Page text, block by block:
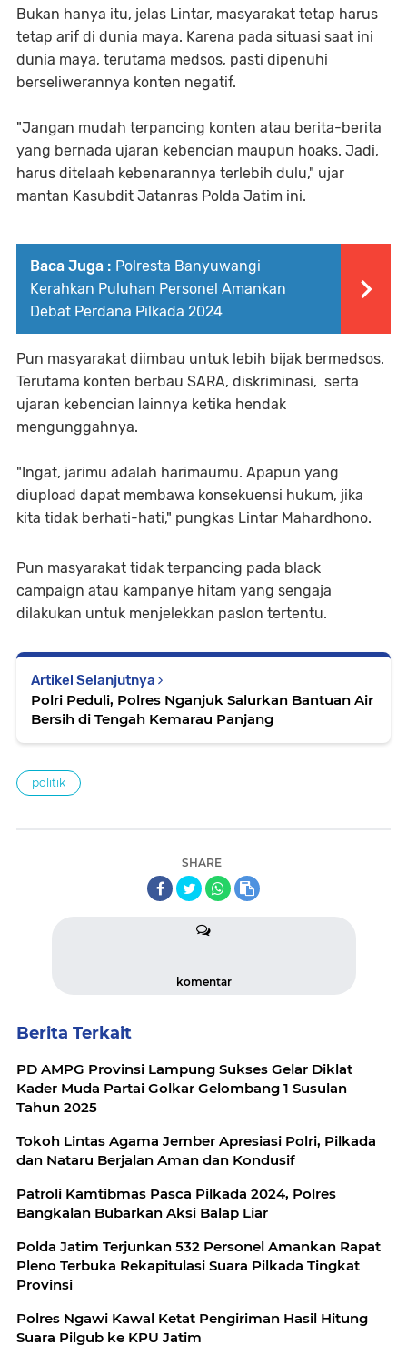
Bukan hanya itu, jelas Lintar, masyarakat tetap harus
tetap arif di dunia maya. Karena pada situasi saat ini
dunia maya, terutama medsos, pasti dipenuhi
berseliwerannya konten negatif.
"Jangan mudah terpancing konten atau berita-berita
yang bernada ujaran kebencian maupun hoaks. Jadi,
harus ditelaah kebenarannya terlebih dulu," ujar
mantan Kasubdit Jatanras Polda Jatim ini.
Baca Juga : Polresta Banyuwangi
Kerahkan Puluhan Personel Amankan
Debat Perdana Pilkada 2024
Pun masyarakat diimbau untuk lebih bijak bermedsos.
Terutama konten berbau SARA, diskriminasi, serta
ujaran kebencian lainnya ketika hendak
mengunggahnya.
"Ingat, jarimu adalah harimaumu. Apapun yang
diupload dapat membawa konsekuensi hukum, jika
kita tidak berhati-hati," pungkas Lintar Mahardhono.
Pun masyarakat tidak terpancing pada black
campaign atau kampanye hitam yang sengaja
dilakukan untuk menjelekkan paslon tertentu.
Artikel Selanjutnya
Polri Peduli, Polres Nganjuk Salurkan Bantuan Air
Bersih di Tengah Kemarau Panjang
politik
SHARE
komentar
Berita Terkait
PD AMPG Provinsi Lampung Sukses Gelar Diklat
Kader Muda Partai Golkar Gelombang 1 Susulan
Tahun 2025
Tokoh Lintas Agama Jember Apresiasi Polri, Pilkada
dan Nataru Berjalan Aman dan Kondusif
Patroli Kamtibmas Pasca Pilkada 2024, Polres
Bangkalan Bubarkan Aksi Balap Liar
Polda Jatim Terjunkan 532 Personel Amankan Rapat
Pleno Terbuka Rekapitulasi Suara Pilkada Tingkat
Provinsi
Polres Ngawi Kawal Ketat Pengiriman Hasil Hitung
Suara Pilgub ke KPU Jatim